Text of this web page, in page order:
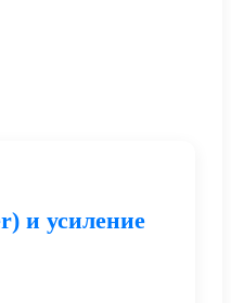
и усиление